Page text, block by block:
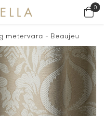
0
metervara - Beaujeu